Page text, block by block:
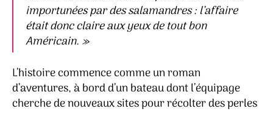
importunées par des salamandres : l’affaire
était donc claire aux yeux de tout bon
Américain. »
L’histoire commence comme un roman
d’aventures, à bord d’un bateau dont l’équipage
cherche de nouveaux sites pour récolter des perles